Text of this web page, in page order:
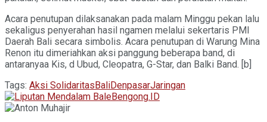
Acara penutupan dilaksanakan pada malam Minggu pekan lalu
sekaligus penyerahan hasil ngamen melalui sekertaris PMI
Daerah Bali secara simbolis. Acara penutupan di Warung Mina
Renon itu dimeriahkan aksi panggung beberapa band, di
antaranyaa Kis, d Ubud, Cleopatra, G-Star, dan Balki Band. [b]
Tags: Aksi SolidaritasBaliDenpasarJaringan